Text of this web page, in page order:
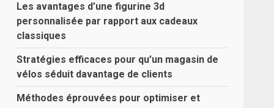
Les avantages d’une figurine 3d
personnalisée par rapport aux cadeaux
classiques
Stratégies efficaces pour qu’un magasin de
vélos séduit davantage de clients
Méthodes éprouvées pour optimiser et